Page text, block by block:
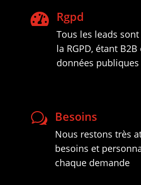
 Rgpd
Tous les leads
la RGPD, étant
données publiques
w Besoins
Nous restons très
besoins et
chaque demande